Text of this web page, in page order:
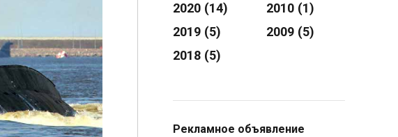
2020 (14)
2019 (5)
2018 (5)
2010(1)
2009(5)
Рекламное объявление